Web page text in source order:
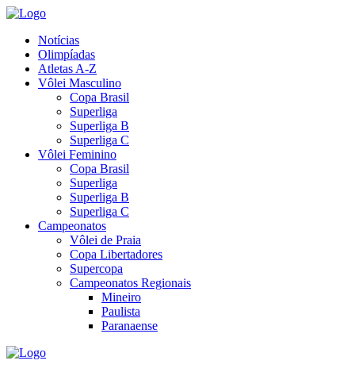
Notícias
Olimpíadas
Atletas A-Z
Vôlei Masculino
Copa Brasil
Superliga
Superliga B
Superliga C
Vôlei Feminino
Copa Brasil
Superliga
Superliga B
Superliga C
Campeonatos
Vôlei de Praia
Copa Libertadores
Supercopa
Campeonatos Regionais
Mineiro
Paulista
Paranaense